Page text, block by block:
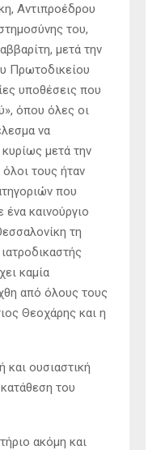
Αντιπροέδρου
του,
μετά την
Πρωτοδικείου
υποθέσεις που
όπου όλες οι
να
μετά την
τους ήταν
που
καινούργιο
τη
καμία
από όλους τους
Θεοχάρης και η
και ουσιαστική
του
ακόμη και